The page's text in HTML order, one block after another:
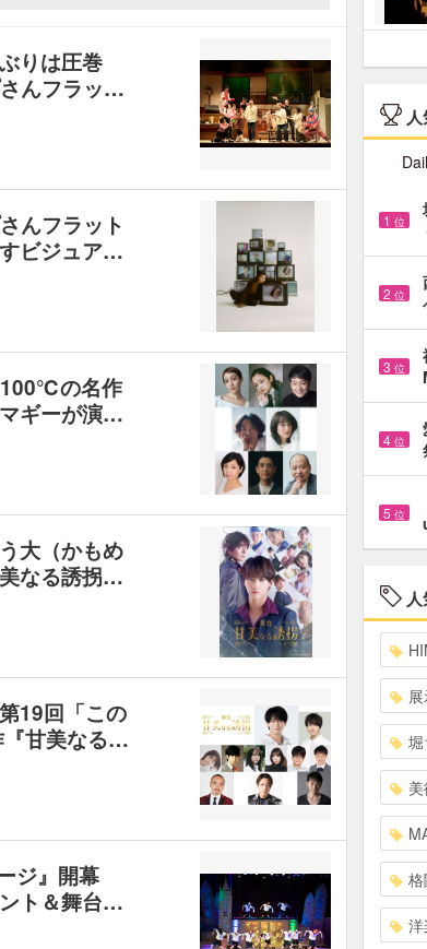
りは圧巻
んフラッ…
んフラット
ビジュア…
100℃の名作
ギーが演…
大（かもめ
なる誘拐…
19回「この
『甘美なる…
ジ』開幕
ト＆舞台…
1 位
2 位
3 位
4 位
5 位